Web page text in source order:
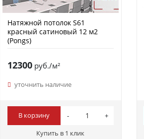
Натяжной потолок S61
красный сатиновый 12 м2
(Pongs)
12300руб./м²
уточнить наличие
В корзину
Купить в 1 клик